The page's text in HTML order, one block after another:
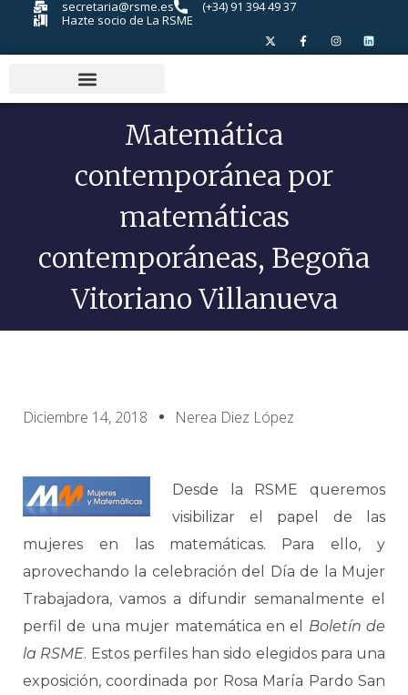
secretaria@rsme.es
(+34) 91 394 49 37
Hazte socio de La RSME
Matemática
contemporánea por
matemáticas
contemporáneas, Begoña
Vitoriano Villanueva
Diciembre 14, 2018 Nerea Diez López
Desde la RSME queremos
visibilizar el papel de las
mujeres en las matemáticas. Para ello, y
aprovechando la celebración del Día de la Mujer
Trabajadora, vamos a difundir semanalmente el
perfil de una mujer matemática en el Boletín de
la RSME. Estos perfiles han sido elegidos para una
exposición, coordinada por Rosa María Pardo San